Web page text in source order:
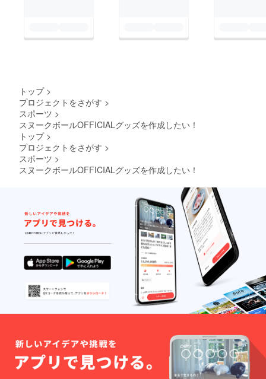
トップ >
プロジェクトをさがす >
スポーツ >
スヌークボールOFFICIALグッズを作成したい！
トップ >
プロジェクトをさがす >
スポーツ >
スヌークボールOFFICIALグッズを作成したい！